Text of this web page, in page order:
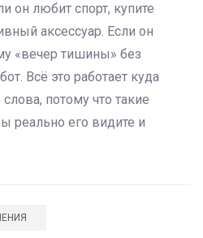
он любит спорт, купите
аксессуар. Если он
«вечер тишины» без
Всё это работает куда
потому что такие
реально его видите и